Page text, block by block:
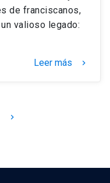
de franciscanos,
valioso legado:
Leer más keyboard_arrow_right
keyboard_arrow_right